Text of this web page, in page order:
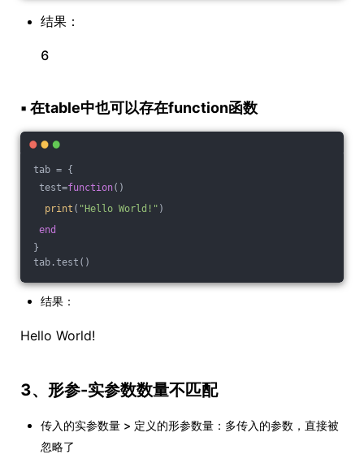
结果：
6
▪ 在table中也可以存在function函数
tab = {
test=function()
print ( "Hello World!" )
end
}
tab.test()
结果：
Hello World!
3、形参-实参数数量不匹配
传入的实参数量 > 定义的形参数量：多传入的参数，直接被
忽略了